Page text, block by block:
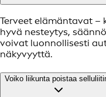
Terveet elämäntavat –
hyvä nesteytys,
voivat luonnollisesti
näkyvyyttä.
Voiko liikunta poistaa